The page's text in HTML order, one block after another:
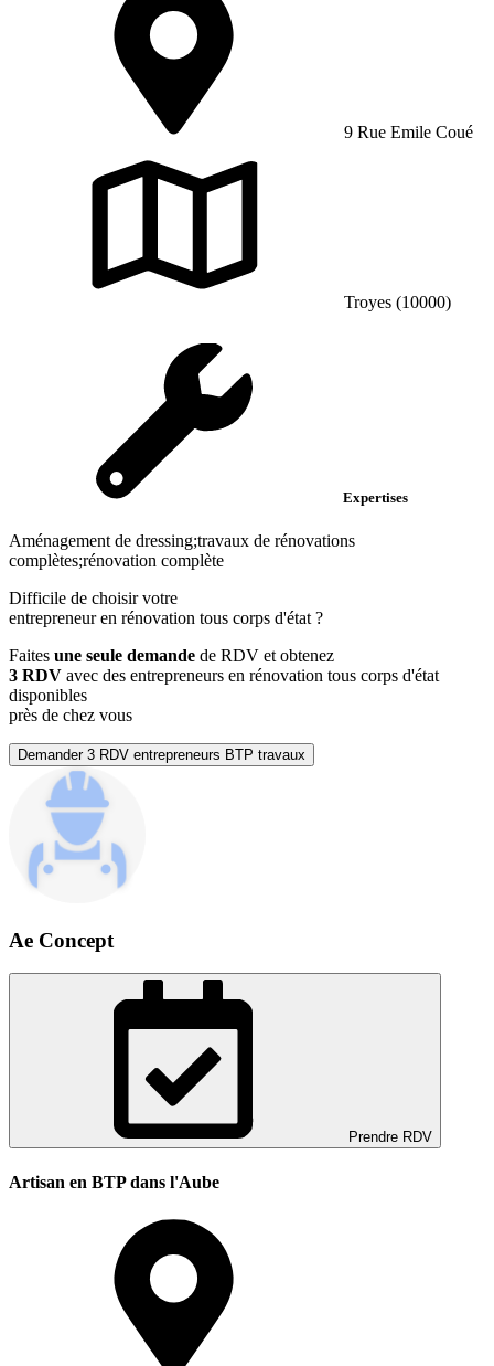
9 Rue Emile Coué
Troyes (10000)
Expertises
Aménagement de dressing;travaux de rénovations
complètes;rénovation complète
Difficile de choisir votre
entrepreneur en rénovation tous corps d'état?
Faites une seule demande de RDV et obtenez
3 RDV avec des entrepreneurs en rénovation tous corps d'état
disponibles
près de chez vous
Demander 3 RDV entrepreneurs BTP travaux
Ae Concept
Prendre RDV
Artisan en BTP dans l'Aube